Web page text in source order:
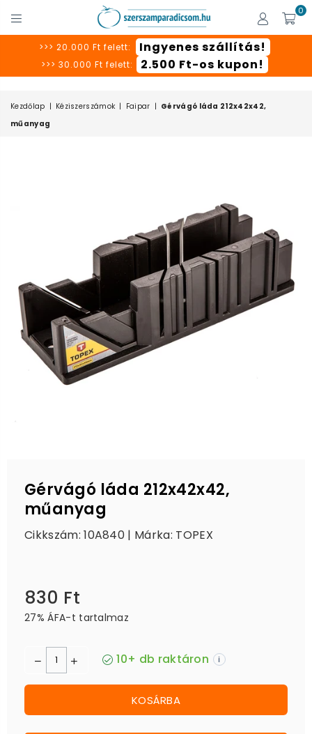
SZERSZÁMPARADICSOM
0
>>> 20.000 Ft felett: Ingyenes szállítás!
>>> 30.000 Ft felett: 2.500 Ft-os kupon!
Kezdőlap | Kéziszerszámok | Faipar | Gérvágó láda 212x42x42,
műanyag
Gérvágó láda 212x42x42,
műanyag
Cikkszám: 10A840 | Márka: TOPEX
Ár
830 Ft
27% ÁFA-t tartalmaz
10+ db raktáron i
KOSÁRBA